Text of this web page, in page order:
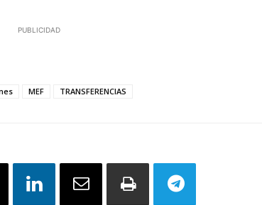
PUBLICIDAD
MEF TRANSFERENCIAS